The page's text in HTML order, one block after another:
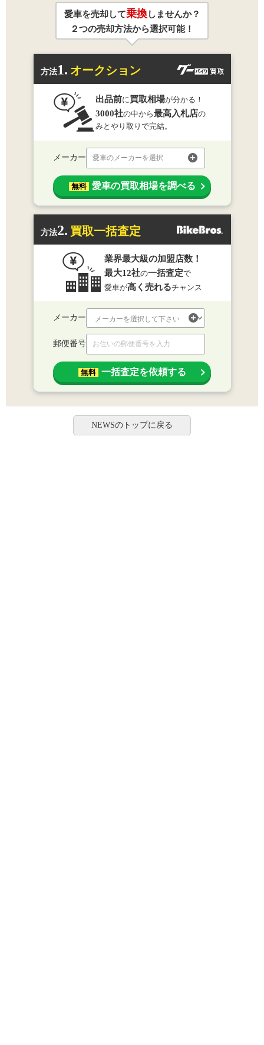
愛車を売却して乗換しませんか？
２つの売却方法から選択可能！
方法1. オークション
出品前に 買取相場が分かる！
3000社の中から最高入札店の
みとやり取りで完結。
メーカー 愛車のメーカーを選択
無料 愛車の買取相場を調べる
方法2. 買取一括査定
業界最大級の加盟店数！
最大12社の一括査定で
愛車が高く売れるチャンス
メーカー
郵便番号
無料 一括査定を依頼する
NEWSのトップに戻る